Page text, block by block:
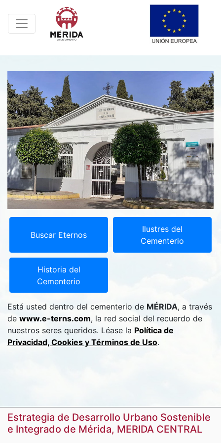
Buscar Eternos
Ilustres del
Cementerio
Historia del
Cementerio
Está usted dentro del cementerio de MÉRIDA, a través
de www.e-terns.com, la red social del recuerdo de
nuestros seres queridos. Léase la Política de
Privacidad, Cookies y Términos de Uso.
Estrategia de Desarrollo Urbano Sostenible
e Integrado de Mérida, MERIDA CENTRAL